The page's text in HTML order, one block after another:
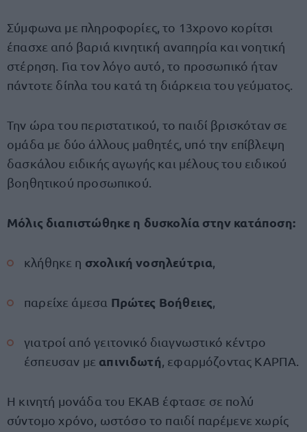
Σύμφωνα με πληροφορίες, το 13χρονο κορίτσι
έπασχε από βαριά κινητική αναπηρία και νοητική
στέρηση. Για τον λόγο αυτό, το προσωπικό ήταν
πάντοτε δίπλα του κατά τη διάρκεια του γεύματος.
Την ώρα του περιστατικού, το παιδί βρισκόταν σε
ομάδα με δύο άλλους μαθητές, υπό την επίβλεψη
δασκάλου ειδικής αγωγής και μέλους του ειδικού
βοηθητικού προσωπικού.
Μόλις διαπιστώθηκε η δυσκολία στην κατάποση:
κλήθηκε η σχολική νοσηλεύτρια
παρείχε άμεσα Πρώτες Βοήθειες
γιατροί από γειτονικό διαγνωστικό κέντρο
έσπευσαν με απινιδωτή , εφαρμόζοντας ΚΑΡΠΑ.
Η κινητή μονάδα του ΕΚΑΒ έφτασε σε πολύ
σύντομο χρόνο, ωστόσο το παιδί παρέμενε χωρίς